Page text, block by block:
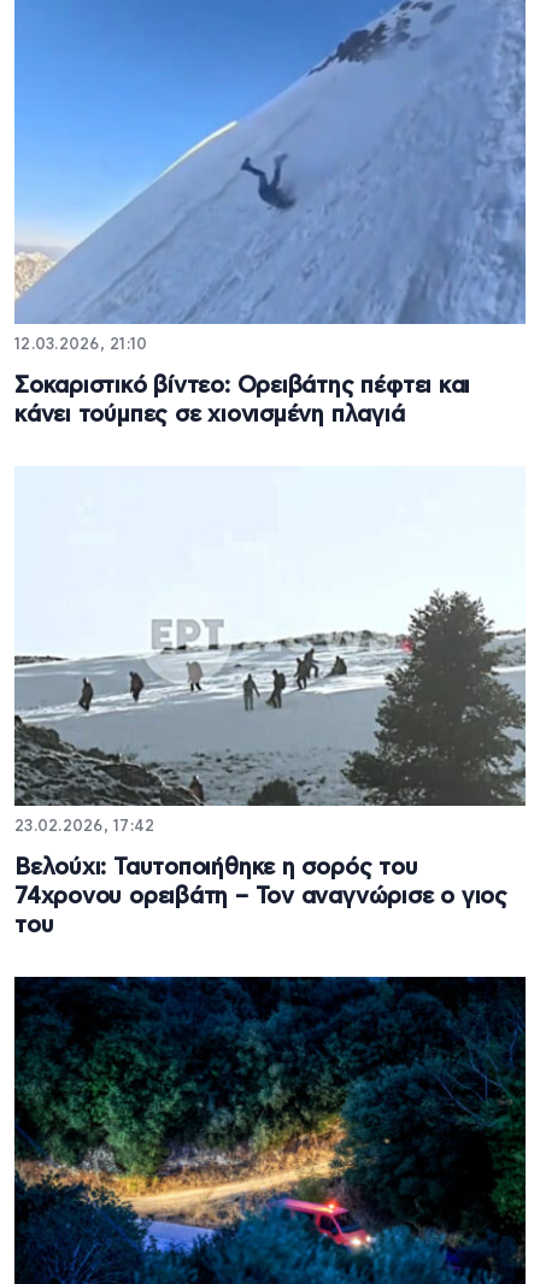
12.03.2026, 21:10
Σοκαριστικό βίντεο: Ορειβάτης πέφτει και
κάνει τούμπες σε χιονισμένη πλαγιά
23.02.2026, 17:42
Βελούχι: Ταυτοποιήθηκε η σορός του
74χρονου ορειβάτη – Τον αναγνώρισε ο γιος
του